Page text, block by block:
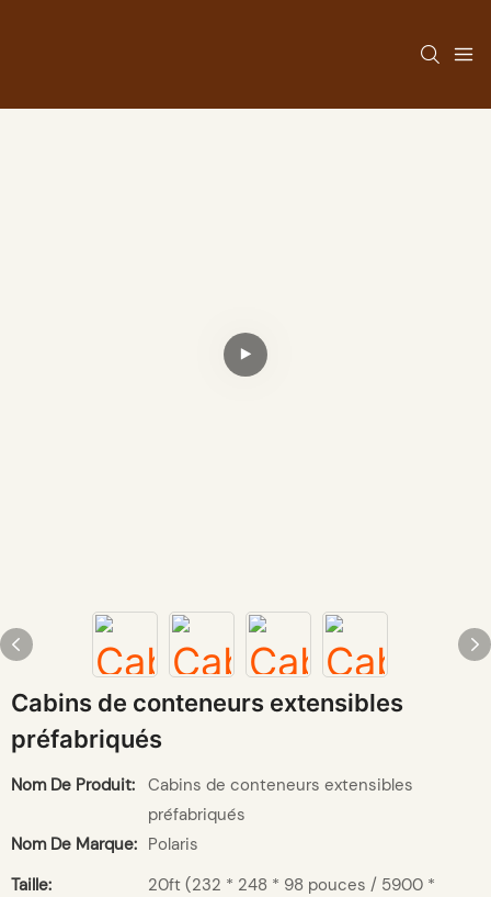
Cabins de conteneurs extensibles
préfabriqués
Nom De Produit: Cabins de conteneurs extensibles
préfabriqués
Nom De Marque: Polaris
Taille:
20ft (232 * 248 * 98 pouces / 5900 *